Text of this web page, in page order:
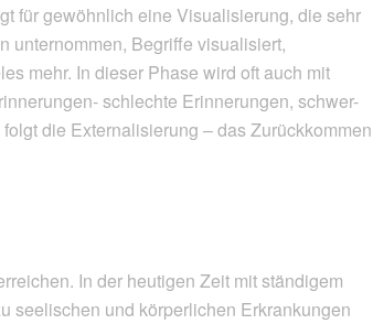
für gewöhnlich eine Visualisierung, die sehr
unternommen, Begriffe visualisiert,
mehr. In dieser Phase wird oft auch mit
schlechte Erinnerungen, schwer-
die Externalisierung – das Zurückkommen
In der heutigen Zeit mit ständigem
seelischen und körperlichen Erkrankungen